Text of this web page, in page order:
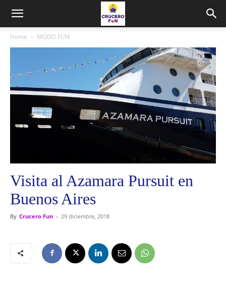
Home MODO FUN
Visita al Azamara Pursuit en
Buenos Aires
By Crucero Fun - 29 diciembre, 2018